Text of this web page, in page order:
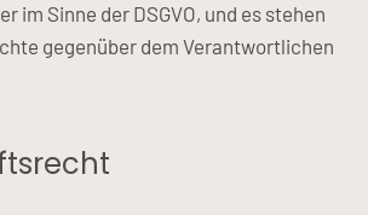
im Sinne der DSGVO, und es stehen
gegenüber dem Verantwortlichen